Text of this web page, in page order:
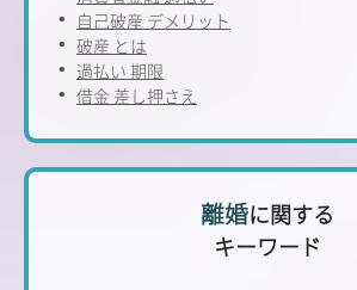
自己破産 デメリット
破産 とは
過払い 期限
借金 差し押さえ
離婚に関する
キーワード